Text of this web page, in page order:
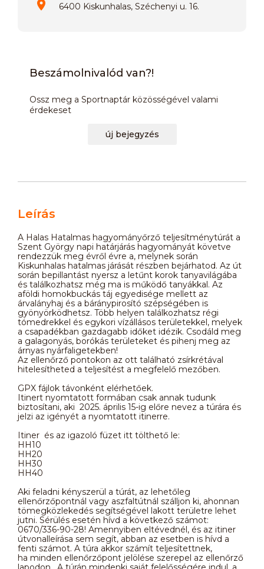
6400 Kiskunhalas, Széchenyi u. 16.
Beszámolnivalód van?!
Ossz meg a Sportnaptár közösségével valami
érdekeset
új bejegyzés
Leírás
A Halas Hatalmas hagyományőrző teljesítménytúrát a
Szent György napi határjárás hagyományát követve
rendezzük meg évről évre a, melynek során
Kiskunhalas hatalmas járását részben bejárhatod. Az út
során bepillantást nyersz a letűnt korok tanyavilágába
és találkozhatsz még ma is működő tanyákkal. Az
aföldi homokbuckás táj egyedisége mellett az
árvalányhaj és a báránypirosító szépségében is
gyönyörködhetsz. Több helyen találkozhatsz régi
tómedrekkel és egykori vízállásos területekkel, melyek
a csapadékban gazdagabb időket idézik. Csodáld meg
a galagonyás, borókás területeket és pihenj meg az
árnyas nyárfaligetekben!
Az ellenőrző pontokon az ott található zsírkrétával
hitelesítheted a teljesítést a megfelelő mezőben.
GPX fájlok távonként elérhetőek.
Itinert nyomtatott formában csak annak tudunk
biztosítani, aki 2025. április 15-ig előre nevez a túrára és
jelzi az igényét a nyomtatott itinerre.
Itiner és az igazoló füzet itt tölthető le:
HH10
HH20
HH30
HH40
Aki feladni kényszerül a túrát, az lehetőleg
ellenőrzőpontnál vagy aszfaltútnál szálljon ki, ahonnan
tömegközlekedés segítségével lakott területre lehet
jutni. Sérülés esetén hívd a következő számot:
0670/336-90-28! Amennyiben eltévednél, és az itiner
útvonalleírása sem segít, abban az esetben is hívd a
fenti számot. A túra akkor számít teljesítettnek,
ha minden ellenőrzőpont jelölése szerepel az ellenőrző